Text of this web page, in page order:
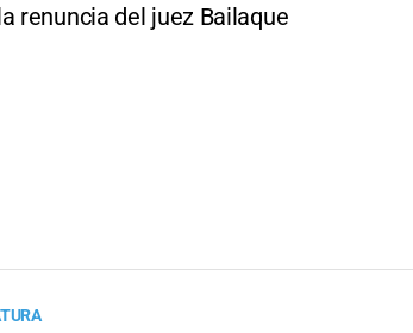
renuncia del juez Bailaque